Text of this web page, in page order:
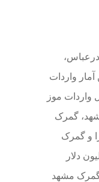
واردات
واردات موز
گمرک
و گمرک
دلاری حدود 6 میلیون دلار
گمرک مشهد